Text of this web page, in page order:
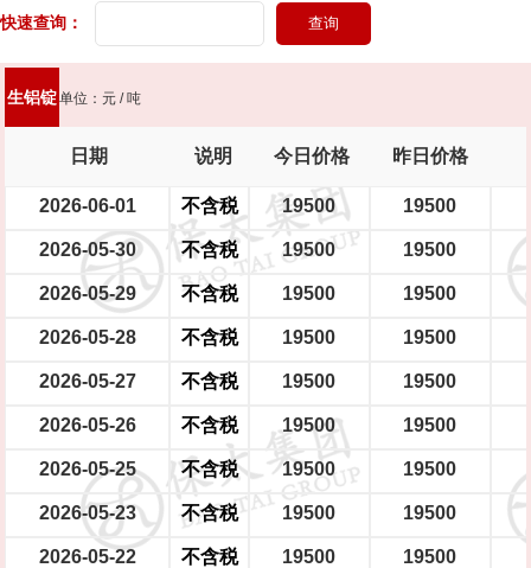
新能源轿车（铝圈） 男士摩托车
头灯
快速查询：
生铝锭单位：元 / 吨
日期 说明 今日价格 昨日价格
2026-06-01 不含税 19500 19500
2026-05-30 不含税 19500 19500
2026-05-29 不含税 19500 19500
2026-05-28 不含税 19500 19500
2026-05-27 不含税 19500 19500
2026-05-26 不含税 19500 19500
2026-05-25 不含税 19500 19500
2026-05-23 不含税 19500 19500
2026-05-22 不含税 19500 19500